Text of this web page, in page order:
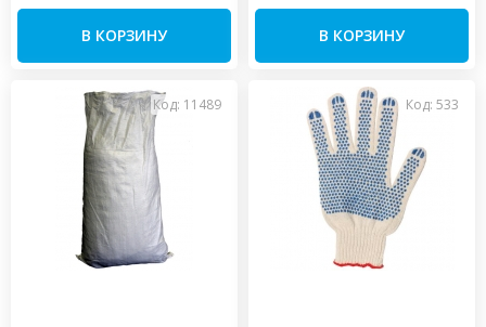
В КОРЗИНУ В КОРЗИНУ
Код: 11489 Код: 533